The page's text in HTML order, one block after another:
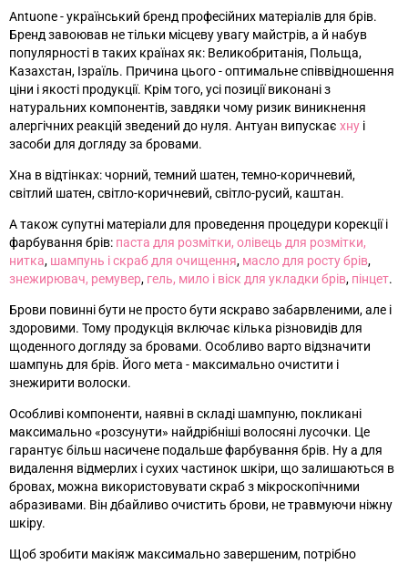
Antuone - український бренд професійних матеріалів для брів.
Бренд завоював не тільки місцеву увагу майстрів, а й набув
популярності в таких країнах як: Великобританія, Польща,
Казахстан, Ізраїль. Причина цього - оптимальне співвідношення
ціни і якості продукції. Крім того, усі позиції виконані з
натуральних компонентів, завдяки чому ризик виникнення
алергічних реакцій зведений до нуля. Антуан випускає хну і
засоби для догляду за бровами.
Хна в відтінках: чорний, темний шатен, темно-коричневий,
світлий шатен, світло-коричневий, світло-русий, каштан.
А також супутні матеріали для проведення процедури корекції і
фарбування брів: паста для розмітки, олівець для розмітки,
нитка, шампунь і скраб для очищення, масло для росту брів,
знежирювач, ремувер, гель, мило і віск для укладки брів, пінцет.
Брови повинні бути не просто бути яскраво забарвленими, але і
здоровими. Тому продукція включає кілька різновидів для
щоденного догляду за бровами. Особливо варто відзначити
шампунь для брів. Його мета - максимально очистити і
знежирити волоски.
Особливі компоненти, наявні в складі шампуню, покликані
максимально «розсунути» найдрібніші волосяні лусочки. Це
гарантує більш насичене подальше фарбування брів. Ну а для
видалення відмерлих і сухих частинок шкіри, що залишаються в
бровах, можна використовувати скраб з мікроскопічними
абразивами. Він дбайливо очистить брови, не травмуючи ніжну
шкіру.
Щоб зробити макіяж максимально завершеним, потрібно